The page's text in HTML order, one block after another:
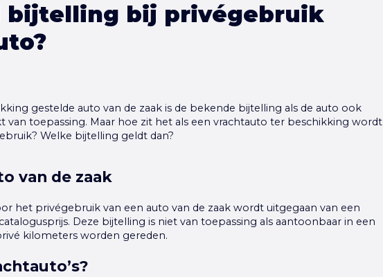
bijtelling bij privégebruik
gestelde auto van de zaak is de bekende bijtelling als de auto ook
van toepassing. Maar hoe zit het als een vrachtauto ter beschikking wordt
Welke bijtelling geldt dan?
van de zaak
het privégebruik van een auto van de zaak wordt uitgegaan van een
Deze bijtelling is niet van toepassing als aantoonbaar in een
kilometers worden gereden.